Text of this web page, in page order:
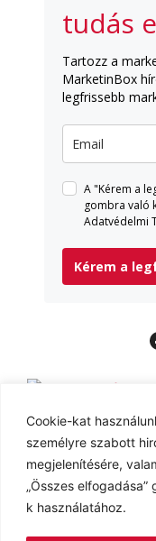
Cookie-kat
személyre szabott
megjelenítésére,
„Összes
k használatához.
tudás
Tartozz a
MarketinBox
legfrissebb
A "Kérem a
gombra való
Adatvédelmi
Kérem a